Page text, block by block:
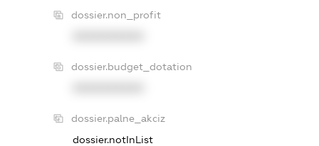
dossier.non_profit
dossier.budget_dotation
dossier.palne_akciz
dossier.notInList